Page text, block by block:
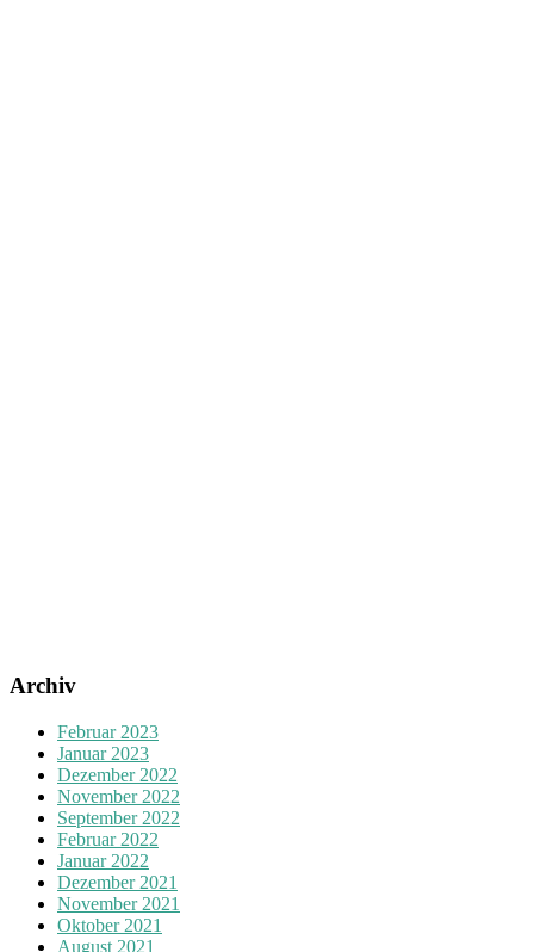
Archiv
Februar 2023
Januar 2023
Dezember 2022
November 2022
September 2022
Februar 2022
Januar 2022
Dezember 2021
November 2021
Oktober 2021
August 2021